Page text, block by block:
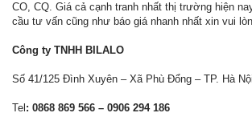
CO, CQ. Giá cả cạnh tranh nhất thị trường hiện
cầu tư vấn cũng như báo giá nhanh nhất xin vui
Công ty TNHH BILALO
Số 41/125 Đình Xuyên – Xã Phù Đổng – TP. Hà Nội
Tel : 0868 869 566 – 0906 294 186